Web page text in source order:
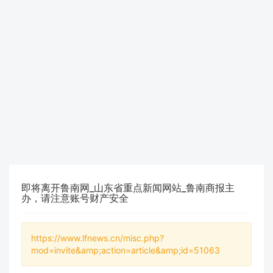
即将离开鲁南网_山东省重点新闻网站_鲁南商报主
办，请注意账号财产安全
https://www.lfnews.cn/misc.php?
mod=invite&amp;action=article&amp;id=51063